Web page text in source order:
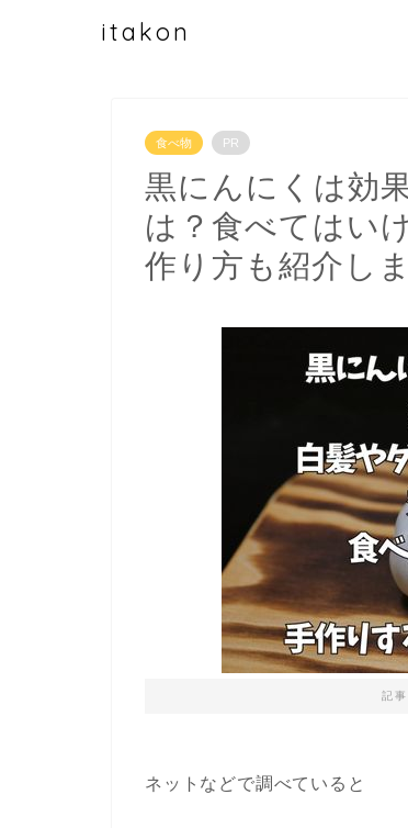
itakon
食べ物 PR
黒にんにくは効
は？食べてはい
作り方も紹介し
記
ネットなどで調べていると